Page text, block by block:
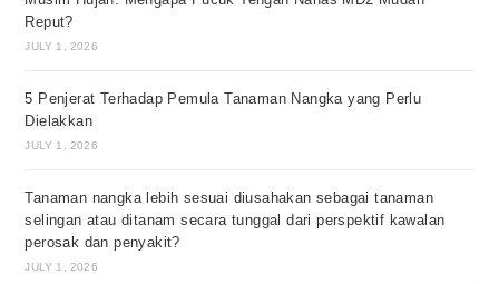
Reput?
JULY 1, 2026
5 Penjerat Terhadap Pemula Tanaman Nangka yang Perlu
Dielakkan
JULY 1, 2026
Tanaman nangka lebih sesuai diusahakan sebagai tanaman
selingan atau ditanam secara tunggal dari perspektif kawalan
perosak dan penyakit?
JULY 1, 2026